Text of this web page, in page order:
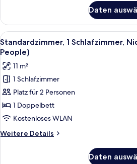
1
Schlafzimmer,
Nichtraucher
(for
Person)
Daten
Alle
Fotos
für
Standardzimmer,
Schlafzimmer,
Nichtraucher
(for
2
People)
14
Standardzimmer, 1 Schlafzimmer,
People)
11 m²
1 Schlafzimmer
Platz für 2 Personen
1 Doppelbett
Kostenloses WLAN
Weitere Details
Weitere
Daten